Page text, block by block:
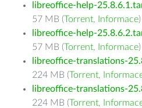
libreoffice-help-
57 MB (Torrent, Informace)
libreoffice-help-
57 MB (Torrent, Informace)
libreoffice-translations-
224 MB (Torrent,
libreoffice-translations-
224 MB (Torrent,